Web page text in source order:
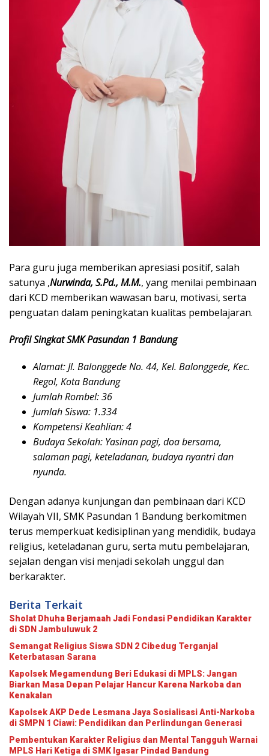
Para guru juga memberikan apresiasi positif, salah
satunya ,Nurwinda, S.Pd., M.M., yang menilai pembinaan
dari KCD memberikan wawasan baru, motivasi, serta
penguatan dalam peningkatan kualitas pembelajaran.
Profil Singkat SMK Pasundan 1 Bandung
Alamat: Jl. Balonggede No. 44, Kel. Balonggede, Kec.
Regol, Kota Bandung
Jumlah Rombel: 36
Jumlah Siswa: 1.334
Kompetensi Keahlian: 4
Budaya Sekolah: Yasinan pagi, doa bersama,
salaman pagi, keteladanan, budaya nyantri dan
nyunda.
Dengan adanya kunjungan dan pembinaan dari KCD
Wilayah VII, SMK Pasundan 1 Bandung berkomitmen
terus memperkuat kedisiplinan yang mendidik, budaya
religius, keteladanan guru, serta mutu pembelajaran,
sejalan dengan visi menjadi sekolah unggul dan
berkarakter.
Berita Terkait
Sholat Dhuha Berjamaah Jadi Fondasi Pendidikan Karakter
di SDN Jambuluwuk 2
Semangat Religius Siswa SDN 2 Cibedug Terganjal
Keterbatasan Sarana
Kapolsek Megamendung Beri Edukasi di MPLS: Jangan
Biarkan Masa Depan Pelajar Hancur Karena Narkoba dan
Kenakalan
Kapolsek AKP Dede Lesmana Jaya Sosialisasi Anti-Narkoba
di SMPN 1 Ciawi: Pendidikan dan Perlindungan Generasi
Pembentukan Karakter Religius dan Mental Tangguh Warnai
MPLS Hari Ketiga di SMK Igasar Pindad Bandung